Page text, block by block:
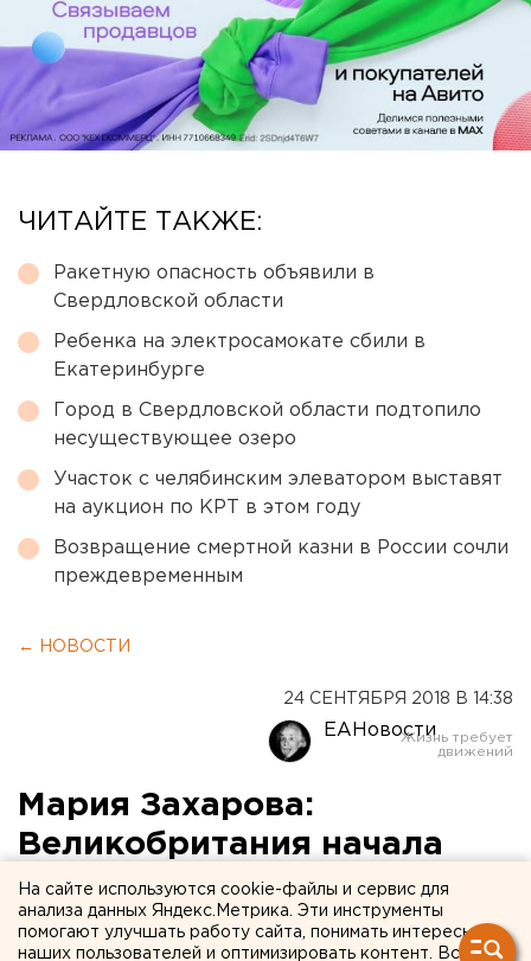
ЧИТАЙТЕ ТАКЖЕ:
Ракетную опасность объявили в
Свердловской области
Ребенка на электросамокате сбили в
Екатеринбурге
Город в Свердловской области подтопило
несуществующее озеро
Участок с челябинским элеватором выставят
на аукцион по КРТ в этом году
Возвращение смертной казни в России сочли
преждевременным
← НОВОСТИ
24 СЕНТЯБРЯ 2018 В 14:38
ЕАНовости
Мария Захарова:
Великобритания начала
историю с Солсбери как
телешоу
На сайте используются cookie-файлы и сервис для
анализа данных Яндекс.Метрика. Эти инструменты
помогают улучшать работу сайта, понимать интересы
наших пользователей и оптимизировать контент. Вся